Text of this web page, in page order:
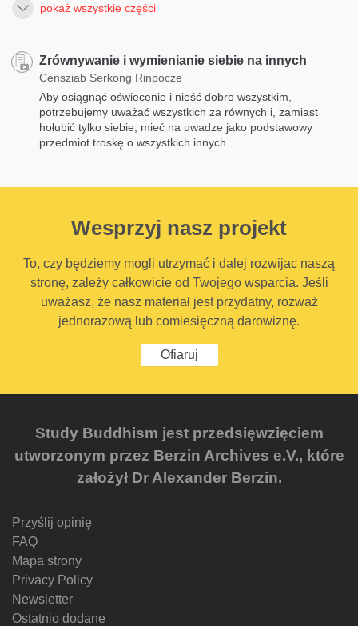
pokaż wszystkie części
Zrównywanie i wymienianie siebie na innych
Censziab Serkong Rinpocze
Aby osiągnąć oświecenie i nieść dobro wszystkim,
potrzebujemy uważać wszystkich za równych i, zamiast
hołubić tylko siebie, mieć na uwadze jako podstawowy
przedmiot troskę o wszystkich innych.
Wesprzyj nasz projekt
To, czy będziemy mogli utrzymać i dalej rozwijac naszą
stronę, zależy całkowicie od Twojego wsparcia. Jeśli
uważasz, że nasz materiał jest przydatny, rozważ
jednorazową lub comiesięczną darowiznę.
Ofiaruj
Study Buddhism jest przedsięwzięciem
utworzonym przez Berzin Archives e.V., które
założył Dr Alexander Berzin.
Przyślij opinię
FAQ
Mapa strony
Privacy Policy
Newsletter
Ostatnio dodane